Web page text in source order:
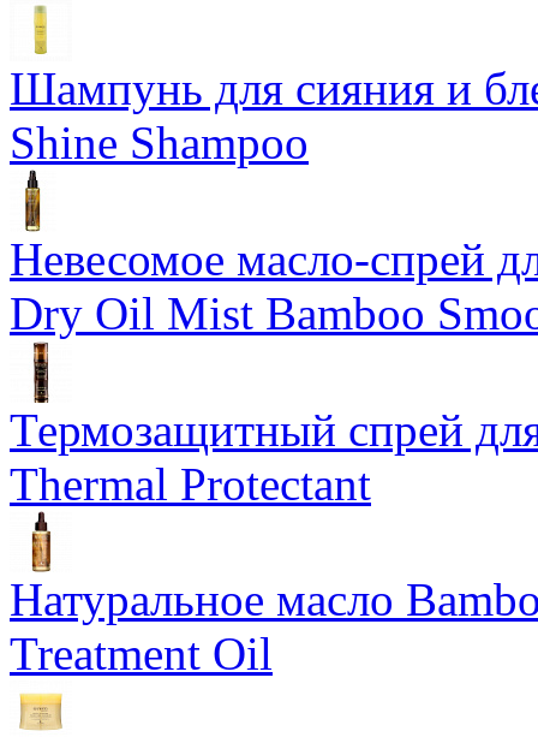
Шампунь для сияния и
Shine Shampoo
Невесомое масло-спрей
Dry Oil Mist Bamboo
Термозащитный спрей
Thermal Protectant
Натуральное масло
Treatment Oil